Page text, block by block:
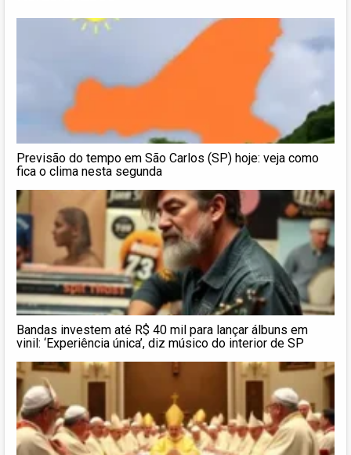
Previsão do tempo em São Carlos (SP) hoje: veja como
fica o clima nesta segunda
Bandas investem até R$ 40 mil para lançar álbuns em
vinil: ‘Experiência única’, diz músico do interior de SP